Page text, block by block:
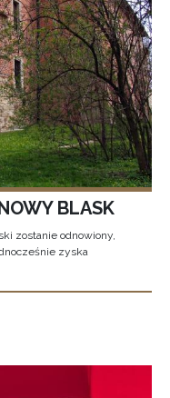
BLASK
zostanie odnowiony,
zyska